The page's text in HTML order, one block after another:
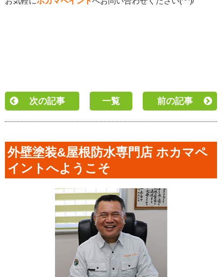
次の記事 一覧 前の記事
外壁塗装&屋根防水専門店 ホカマペ
イントへようこそ